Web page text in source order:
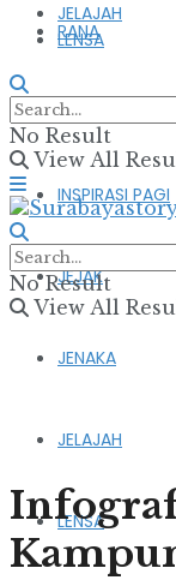
RANA
FIKSI & PUISI
INSPIRASI PAGI
JEJAK
JENAKA
JELAJAH
LENSA
JELAJAH
LENSA
No Result
View All
No Result
View All